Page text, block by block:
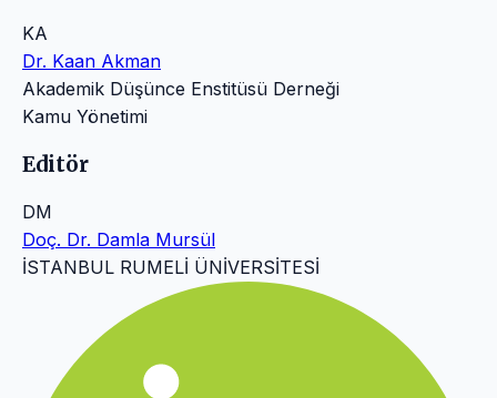
KA
Dr. Kaan Akman
Akademik Düşünce Enstitüsü Derneği
Kamu Yönetimi
Editör
DM
Doç. Dr. Damla Mursül
İSTANBUL RUMELİ ÜNİVERSİTESİ